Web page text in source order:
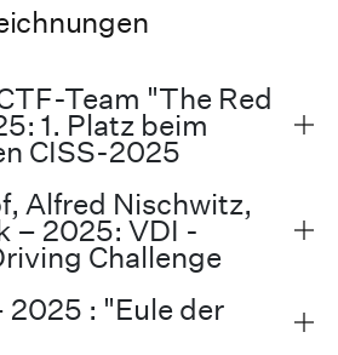
Team "The Red
1. Platz beim
CISS-2025
Alfred Nischwitz,
– 2025: VDI -
Challenge
2025 : "Eule der